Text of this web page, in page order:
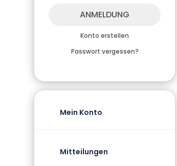
ANMELDUNG
Konto erstellen
Passwort vergessen?
Mein Konto
Mitteilungen